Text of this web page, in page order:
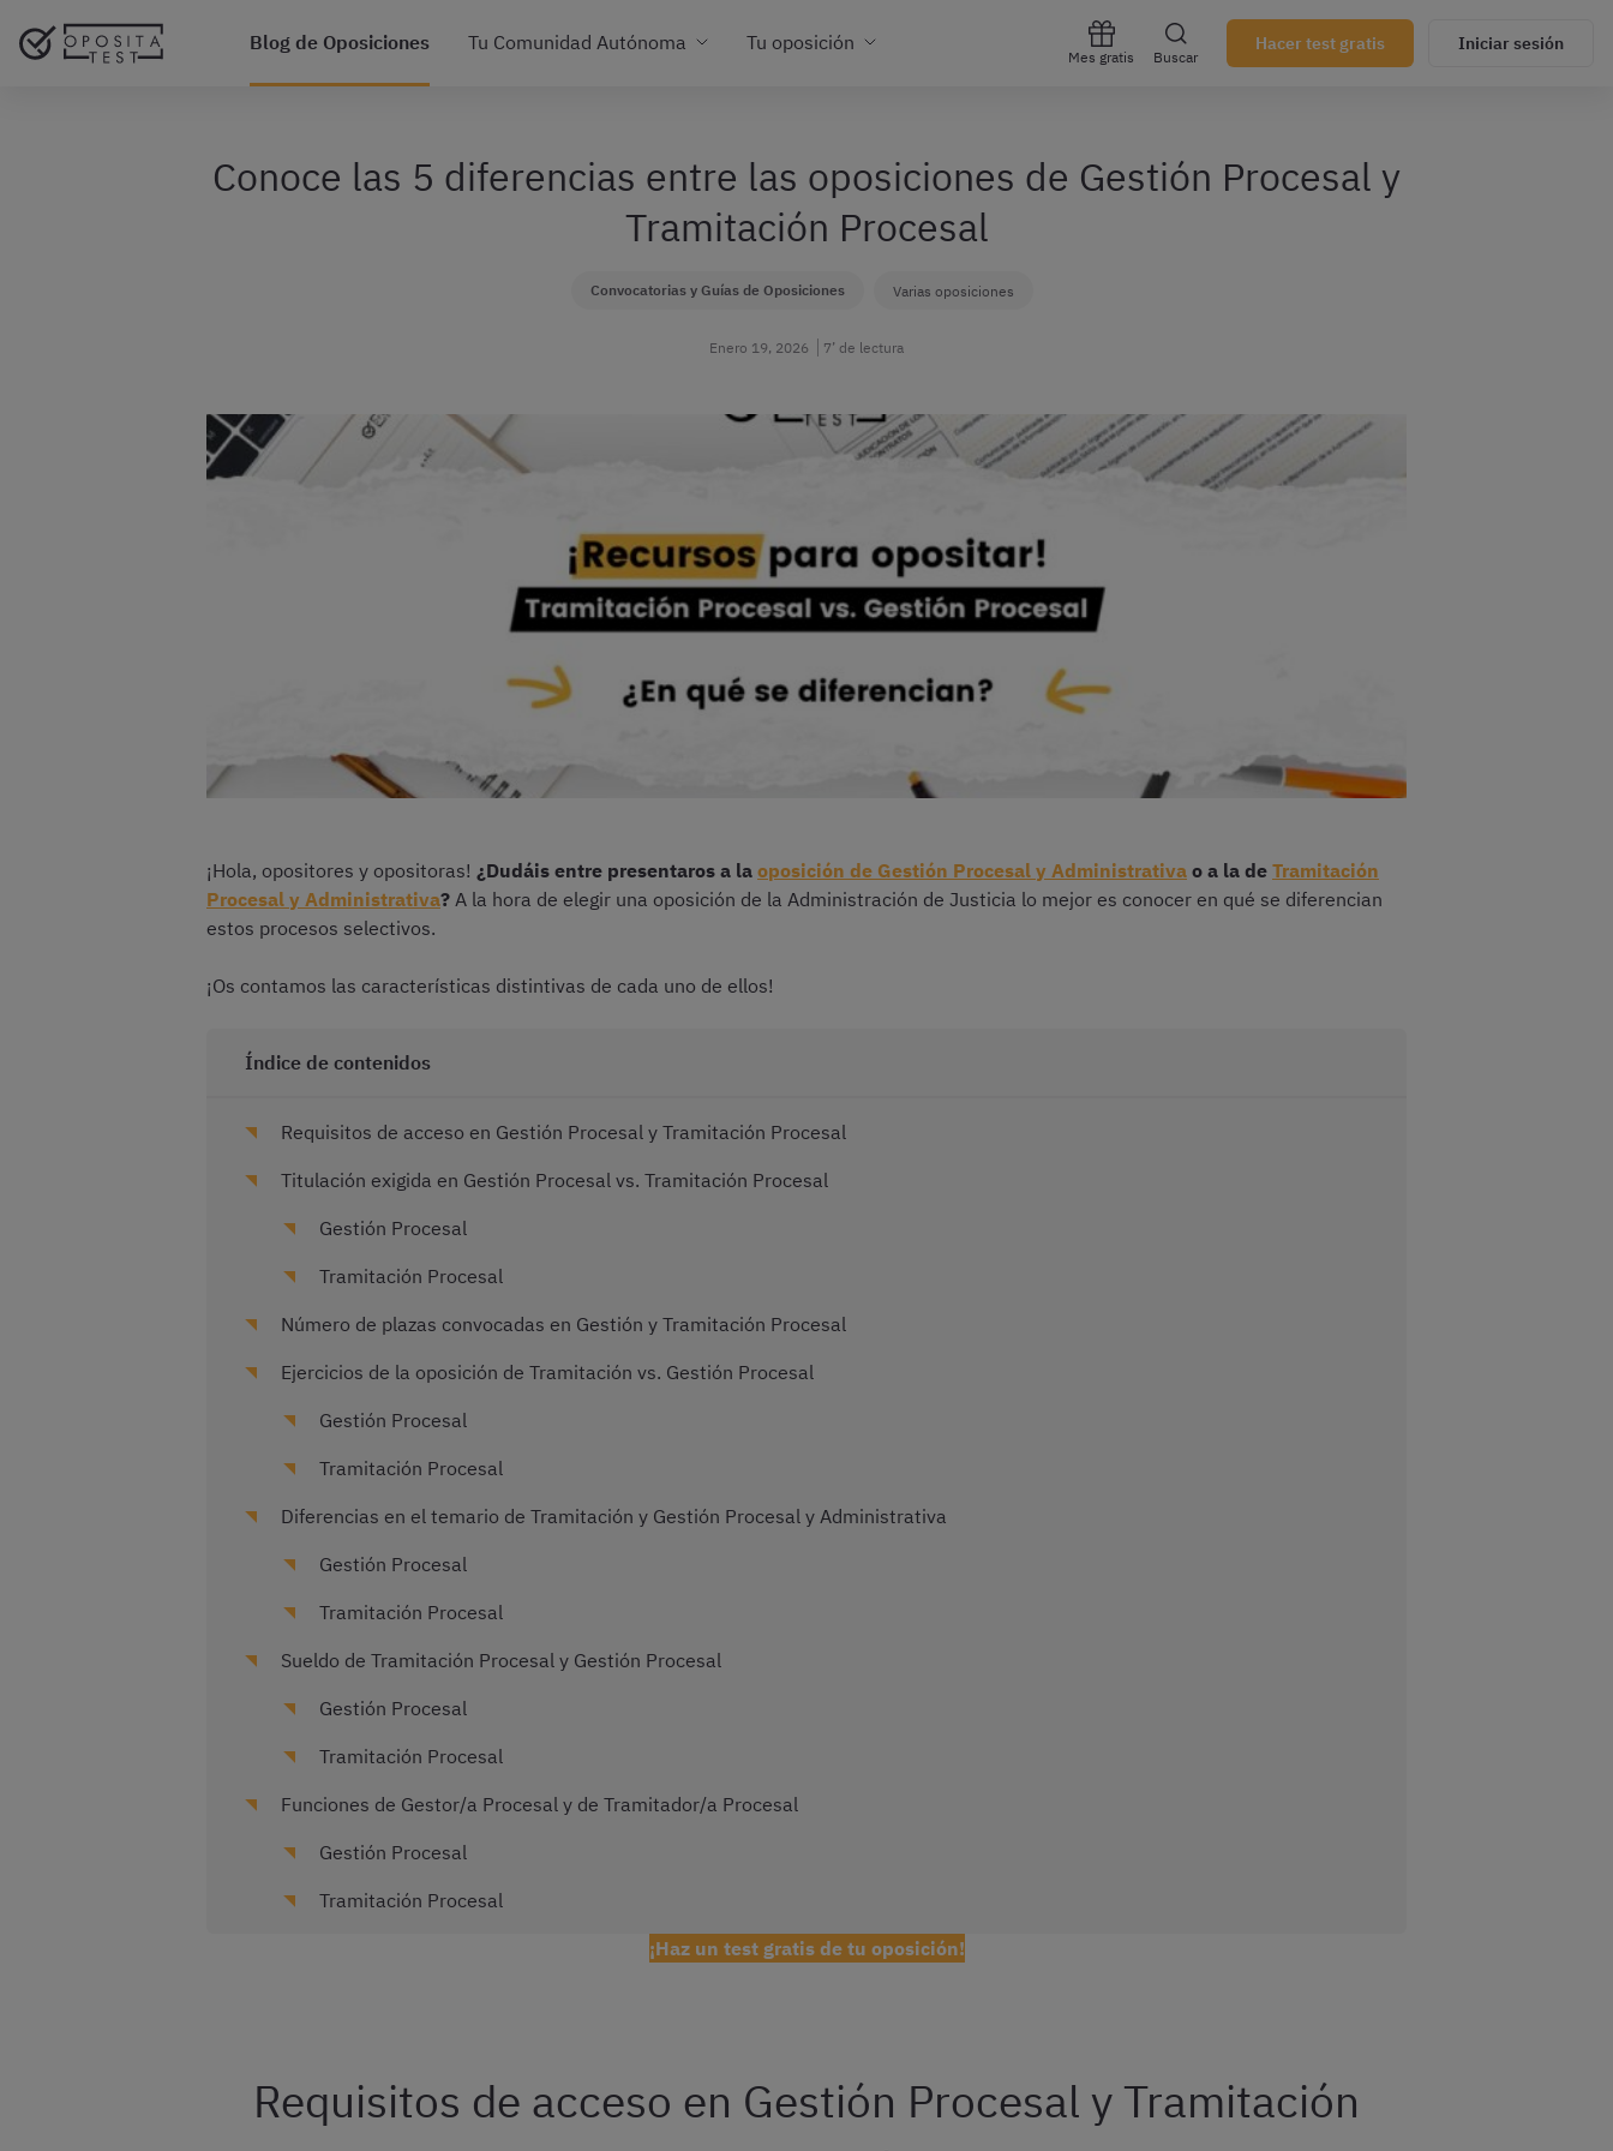
Blog de Oposiciones Tu Comunidad Autónoma Tu oposición
Mes gratis Buscar
Hacer test gratis Iniciar sesión
Conoce las 5 diferencias entre las oposiciones de Gestión Procesal y
Tramitación Procesal
Convocatorias y Guías de Oposiciones Varias oposiciones
Enero 19, 2026 7’ de lectura
¡Hola, opositores y opositoras! ¿Dudáis entre presentaros a la oposición de Gestión Procesal y Administrativa o a la de Tramitación
Procesal y Administrativa? A la hora de elegir una oposición de la Administración de Justicia lo mejor es conocer en qué se diferencian
estos procesos selectivos.
¡Os contamos las características distintivas de cada uno de ellos!
Índice de contenidos
Requisitos de acceso en Gestión Procesal y Tramitación Procesal
Titulación exigida en Gestión Procesal vs. Tramitación Procesal
Gestión Procesal
Tramitación Procesal
Número de plazas convocadas en Gestión y Tramitación Procesal
Ejercicios de la oposición de Tramitación vs. Gestión Procesal
Gestión Procesal
Tramitación Procesal
Diferencias en el temario de Tramitación y Gestión Procesal y Administrativa
Gestión Procesal
Tramitación Procesal
Sueldo de Tramitación Procesal y Gestión Procesal
Gestión Procesal
Tramitación Procesal
Funciones de Gestor/a Procesal y de Tramitador/a Procesal
Gestión Procesal
Tramitación Procesal
¡Haz un test gratis de tu oposición!
Requisitos de acceso en Gestión Procesal y Tramitación